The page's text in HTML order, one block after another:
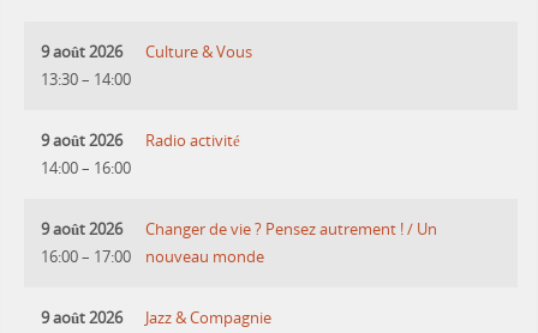
9 août 2026
13:30– 14:00
Culture & Vous
9 août 2026
14:00– 16:00
Radio activité
9 août 2026
16:00– 17:00
Changer de vie ? Pensez autrement ! / Un
nouveau monde
9 août 2026
Jazz & Compagnie